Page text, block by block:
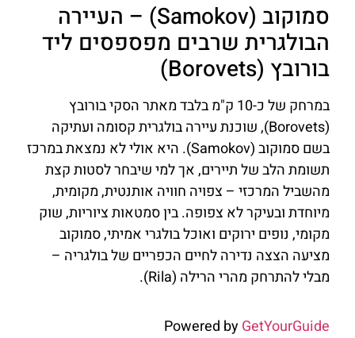
סמוקוב (Samokov) – העיירה
הבולגרית שרבים מפספסים ליד
בורובץ (Borovets)
במרחק של כ-10 ק"מ בלבד מאתר הסקי בורובץ
(Borovets), שוכנת עיירה בולגרית קסומה ועתיקה
בשם סמוקוב (Samokov). היא אולי לא נמצאת במרכז
תשומת הלב של תיירים, אך למי שיבחר לסטות קצת
מהשביל המרכזי – צפויה חוויה אותנטית, מקומית,
מיוחדת ובעיקר לא צפופה. בין סמטאות ציוריות, שוק
מקומי, נופים ירוקים ואוכל בולגרי אמיתי, סמוקוב
מציעה הצצה נדירה לחיים הכפריים של בולגריה –
מבלי להתרחק מהרי הרילה (Rila).
Powered byGetYourGuide